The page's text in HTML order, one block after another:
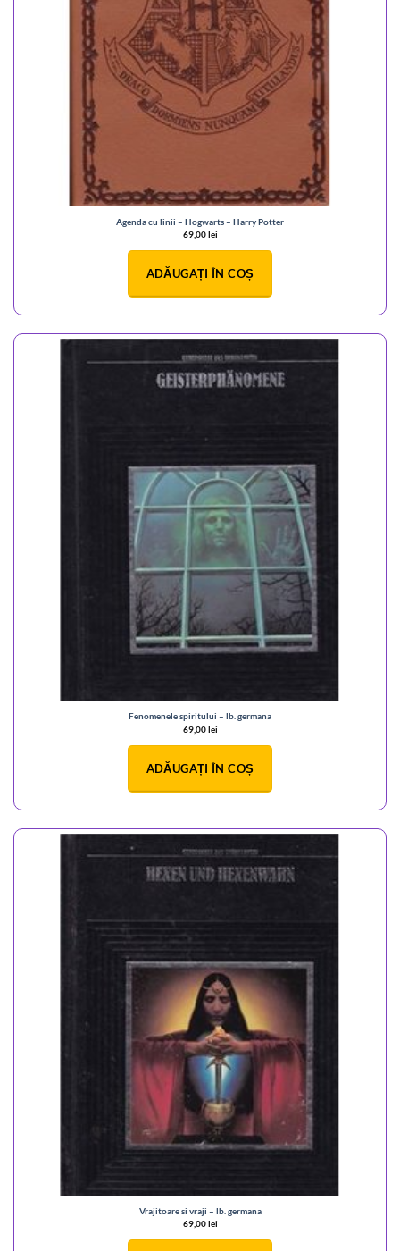
Agenda cu linii – Hogwarts – Harry Potter
69,00lei
ADĂUGAȚI ÎN COȘ
Fenomenele spiritului – lb. germana
69,00lei
ADĂUGAȚI ÎN COȘ
Vrajitoare si vraji – lb. germana
69,00lei